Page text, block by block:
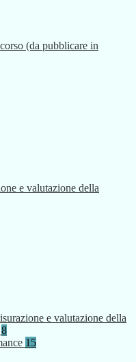
(da pubblicare in
e valutazione della
e valutazione della
8
15